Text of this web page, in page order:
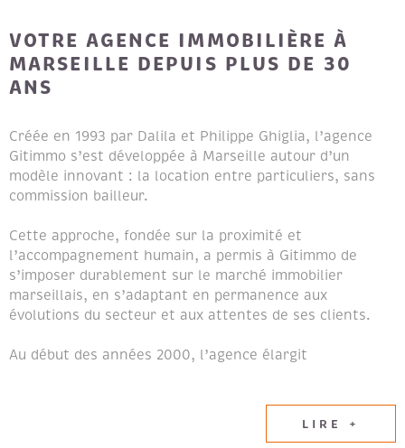
VOTRE AGENCE IMMOBILIÈRE À
MARSEILLE DEPUIS PLUS DE 30
ANS
Créée en 1993 par Dalila et Philippe Ghiglia, l’agence
Gitimmo s’est développée à Marseille autour d’un
modèle innovant : la location entre particuliers, sans
commission bailleur.
Cette approche, fondée sur la proximité et
l’accompagnement humain, a permis à Gitimmo de
s’imposer durablement sur le marché immobilier
marseillais, en s’adaptant en permanence aux
évolutions du secteur et aux attentes de ses clients.
Au début des années 2000, l’agence élargit
LIRE +